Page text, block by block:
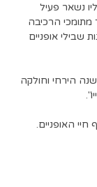
שפרש מהמנהיגות היומיומית ב-2016, ליו נשאר פעיל
הרכיבה
שבילי אופניים
הירחי וחולקה